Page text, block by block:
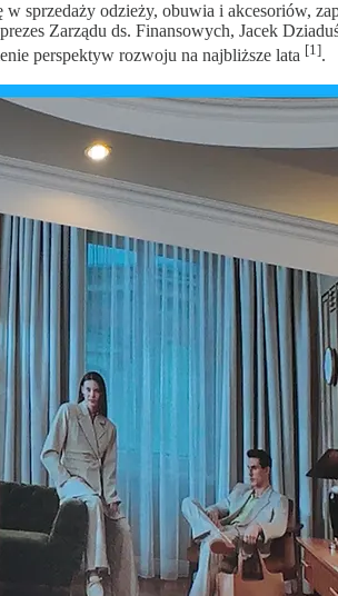
odzieży, obuwia i akcesoriów,
Zarządu ds. Finansowych, Jacek
perspektyw rozwoju na najbliższe lata [1].